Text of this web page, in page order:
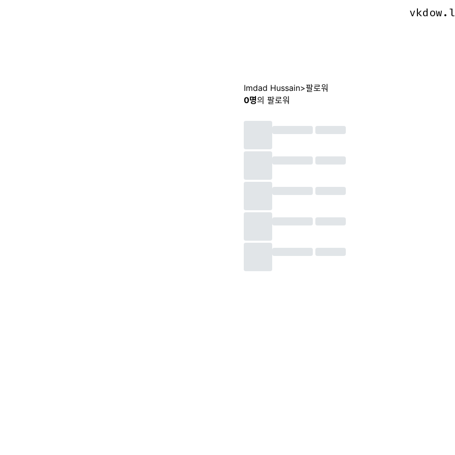
Imdad Hussain>팔로워
0명의 팔로워